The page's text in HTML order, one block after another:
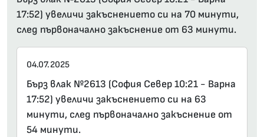
17:52) увеличи закъснението си на 70 минути,
след първоначално закъснение от 63 минути.
04.07.2025
Бърз влак №2613 (София Север 10:21 - Варна
17:52) увеличи закъснението си на 63
минути, след първоначално закъснение от
54 минути.